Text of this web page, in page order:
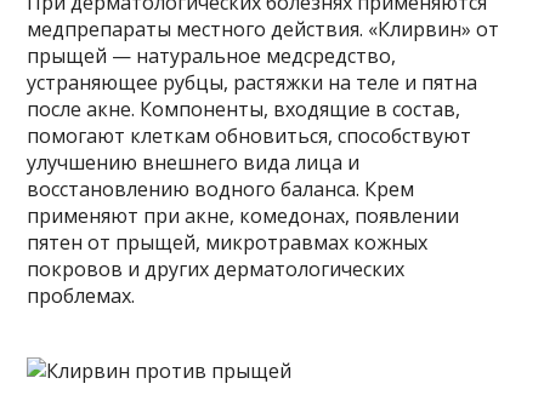
медпрепараты местного действия. «Клирвин» от
прыщей — натуральное медсредство,
устраняющее рубцы, растяжки на теле и пятна
после акне. Компоненты, входящие в состав,
помогают клеткам обновиться, способствуют
улучшению внешнего вида лица и
восстановлению водного баланса. Крем
применяют при акне, комедонах, появлении
пятен от прыщей, микротравмах кожных
покровов и других дерматологических
проблемах.